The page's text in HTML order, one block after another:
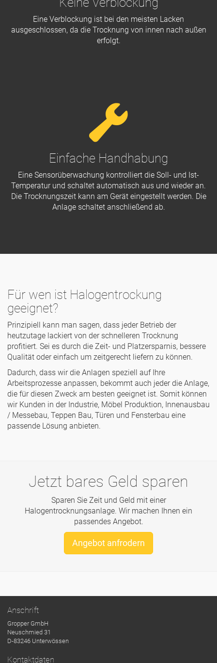
Eine Verblockung ist bei den meisten Lacken
ausgeschlossen, da die Trocknung von innen nach außen
erfolgt.
Einfache Handhabung
Eine Sensorüberwachung kontrolliert die Soll- und Ist-
Temperatur und schaltet automatisch aus und wieder an.
Die Trocknungszeit kann am Gerät eingestellt werden. Die
Anlage schaltet anschließend ab.
Für wen ist Halogentrockung
geeignet?
Prinzipiell kann man sagen, dass jeder Betrieb der
heutzutage lackiert von der schnelleren Trocknung
profitiert. Sei es durch die Zeit- und Platzersparnis, bessere
Qualität oder einfach um zeitgerecht liefern zu können.
Dadurch, dass wir die Anlagen speziell auf Ihre
Arbeitsprozesse anpassen, bekommt auch jeder die Anlage,
die für diesen Zweck am besten geeignet ist. Somit können
wir Kunden in der Industrie, Möbel Produktion, Innenausbau
/ Messebau, Teppen Bau, Türen und Fensterbau eine
passende Lösung anbieten.
Jetzt bares Geld sparen
Sparen Sie Zeit und Geld mit einer
Halogentrocknungsanlage. Wir machen Ihnen ein
passendes Angebot.
Angebot anfrodern
Anschrift
Gropper GmbH
Neuschmied 31
D-83246 Unterwössen
Kontaktdaten